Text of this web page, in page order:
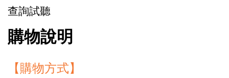
查詢試聽
購物說明
【購物方式】